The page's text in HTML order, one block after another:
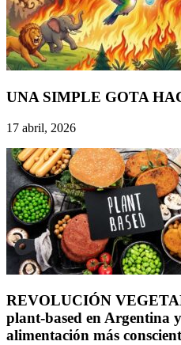
UNA SIMPLE GOTA
17 abril, 2026
REVOLUCIÓN
plant-based en Argentina
alimentación más